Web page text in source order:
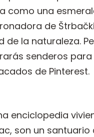
como una
de
la naturaleza.
senderos
de Pinterest.
enciclopedia
son un